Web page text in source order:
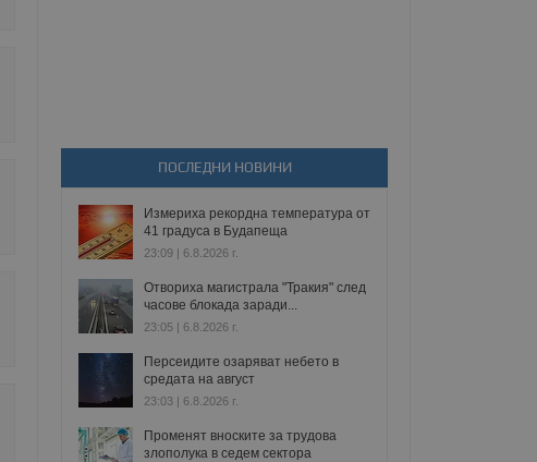
ПОСЛЕДНИ НОВИНИ
Измериха рекордна температура от
41 градуса в Будапеща
23:09 | 6.8.2026 г.
Отвориха магистрала "Тракия" след
часове блокада заради...
23:05 | 6.8.2026 г.
Персеидите озаряват небето в
средата на август
23:03 | 6.8.2026 г.
Променят вноските за трудова
злополука в седем сектора